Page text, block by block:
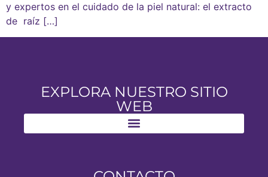
y expertos en el cuidado de la piel natural: el extracto
de raíz […]
EXPLORA NUESTRO SITIO
WEB